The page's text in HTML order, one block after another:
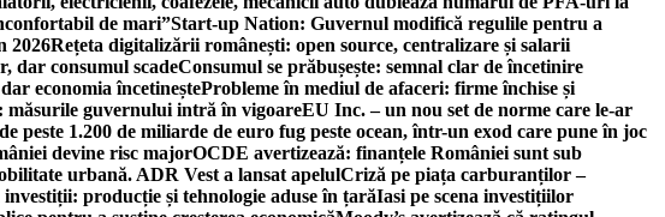
de mari”Start-up Nation: Guvernul modifică regulile pentru a
2026Rețeta digitalizării românești: open source, centralizare și salarii
dar consumul scadeConsumul se prăbușește: semnal clar de încetinire
economia încetineșteProbleme în mediul de afaceri: firme închise și
guvernului intră în vigoareEU Inc. – un nou set de norme care le-ar
peste 1.200 de miliarde de euro fug peste ocean, într-un exod care pune în joc
devine risc majorOCDE avertizează: finanțele României sunt sub
urbană. ADR Vest a lansat apelulCriză pe piața carburanților –
producție și tehnologie aduse în țarăIasi pe scena investițiilor